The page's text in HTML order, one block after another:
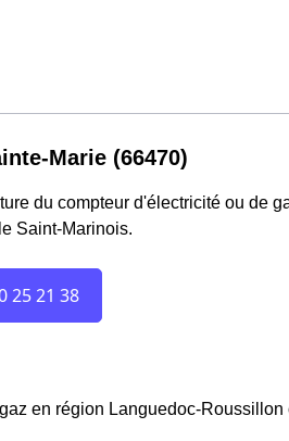
Marie (66470)
du compteur d'électricité ou de
Saint-Marinois.
en région Languedoc-Roussillon